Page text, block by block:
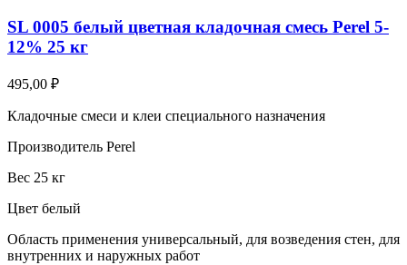
SL 0005 белый цветная кладочная смесь Perel 5-
12% 25 кг
495,00 ₽
Кладочные смеси и клеи специального назначения
Производитель Perel
Вес 25 кг
Цвет белый
Область применения универсальный, для возведения стен, для
внутренних и наружных работ